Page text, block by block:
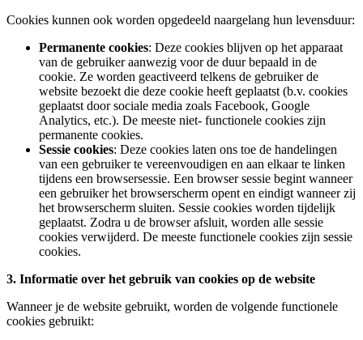
Cookies kunnen ook worden opgedeeld naargelang hun levensduur:
Permanente cookies: Deze cookies blijven op het apparaat
van de gebruiker aanwezig voor de duur bepaald in de
cookie. Ze worden geactiveerd telkens de gebruiker de
website bezoekt die deze cookie heeft geplaatst (b.v. cookies
geplaatst door sociale media zoals Facebook, Google
Analytics, etc.). De meeste niet- functionele cookies zijn
permanente cookies.
Sessie cookies: Deze cookies laten ons toe de handelingen
van een gebruiker te vereenvoudigen en aan elkaar te linken
tijdens een browsersessie. Een browser sessie begint wanneer
een gebruiker het browserscherm opent en eindigt wanneer zij
het browserscherm sluiten. Sessie cookies worden tijdelijk
geplaatst. Zodra u de browser afsluit, worden alle sessie
cookies verwijderd. De meeste functionele cookies zijn sessie
cookies.
3. Informatie over het gebruik van cookies op de website
Wanneer je de website gebruikt, worden de volgende functionele
cookies gebruikt: